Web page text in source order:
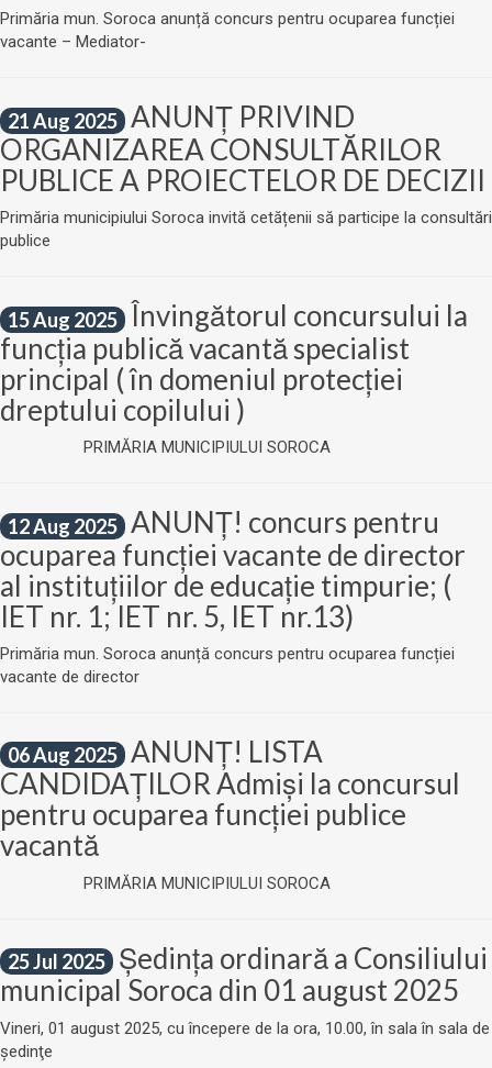
Primăria mun. Soroca anunță concurs pentru ocuparea funcției
vacante – Mediator-
21 Aug 2025 ANUNŢ PRIVIND
ORGANIZAREA CONSULTĂRILOR
PUBLICE A PROIECTELOR DE DECIZII
Primăria municipiului Soroca invită cetățenii să participe la consultări
publice
15 Aug 2025 Învingătorul concursului la
funcția publică vacantă specialist
principal ( în domeniul protecției
dreptului copilului )
PRIMĂRIA MUNICIPIULUI SOROCA
12 Aug 2025 ANUNȚ! concurs pentru
ocuparea funcției vacante de director
al instituțiilor de educație timpurie; (
IET nr. 1; IET nr. 5, IET nr.13)
Primăria mun. Soroca anunță concurs pentru ocuparea funcției
vacante de director
06 Aug 2025 ANUNȚ! LISTA
CANDIDAȚILOR Admiși la concursul
pentru ocuparea funcției publice
vacantă
PRIMĂRIA MUNICIPIULUI SOROCA
25 Jul 2025 Ședinţa ordinară a Consiliului
municipal Soroca din 01 august 2025
Vineri, 01 august 2025, cu începere de la ora, 10.00, în sala în sala de
şedinţe